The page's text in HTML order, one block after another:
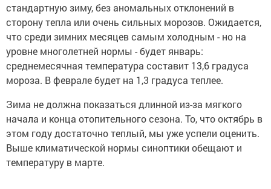
стандартную зиму, без аномальных отклонений в
сторону тепла или очень сильных морозов. Ожидается,
что среди зимних месяцев самым холодным - но на
уровне многолетней нормы - будет январь:
среднемесячная температура составит 13,6 градуса
мороза. В феврале будет на 1,3 градуса теплее.
Зима не должна показаться длинной из-за мягкого
начала и конца отопительного сезона. То, что октябрь в
этом году достаточно теплый, мы уже успели оценить.
Выше климатической нормы синоптики обещают и
температуру в марте.